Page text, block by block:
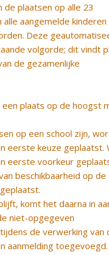
plaatsen op alle 23
aangemelde kinderen
Deze
volgorde; dit vindt
de gezamenlijke
plaats op de hoogst
op een school zijn,
eerste keuze geplaatst.
eerste voorkeur
beschikbaarheid op
komt het daarna in
niet-opgegeven
de verwerking van
aanmelding toegevoegd.